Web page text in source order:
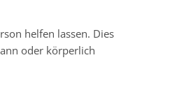
helfen lassen. Dies
oder körperlich